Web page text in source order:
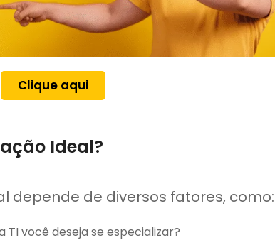
Clique aqui
Ideal?
depende de diversos fatores, como:
TI você deseja se especializar?